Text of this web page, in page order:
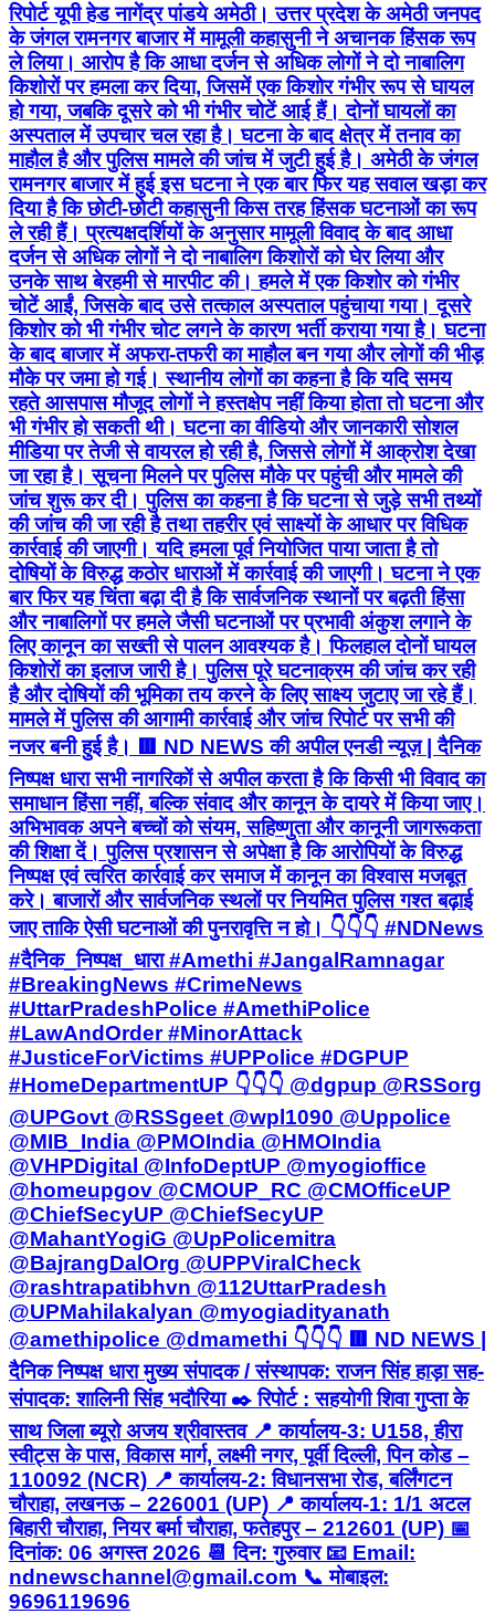
रिपोर्ट यूपी हेड नागेंद्र पांडये अमेठी। उत्तर प्रदेश के अमेठी जनपद
के जंगल रामनगर बाजार में मामूली कहासुनी ने अचानक हिंसक रूप
ले लिया। आरोप है कि आधा दर्जन से अधिक लोगों ने दो नाबालिग
किशोरों पर हमला कर दिया, जिसमें एक किशोर गंभीर रूप से घायल
हो गया, जबकि दूसरे को भी गंभीर चोटें आई हैं। दोनों घायलों का
अस्पताल में उपचार चल रहा है। घटना के बाद क्षेत्र में तनाव का
माहौल है और पुलिस मामले की जांच में जुटी हुई है। अमेठी के जंगल
रामनगर बाजार में हुई इस घटना ने एक बार फिर यह सवाल खड़ा कर
दिया है कि छोटी-छोटी कहासुनी किस तरह हिंसक घटनाओं का रूप
ले रही हैं। प्रत्यक्षदर्शियों के अनुसार मामूली विवाद के बाद आधा
दर्जन से अधिक लोगों ने दो नाबालिग किशोरों को घेर लिया और
उनके साथ बेरहमी से मारपीट की। हमले में एक किशोर को गंभीर
चोटें आईं, जिसके बाद उसे तत्काल अस्पताल पहुंचाया गया। दूसरे
किशोर को भी गंभीर चोट लगने के कारण भर्ती कराया गया है। घटना
के बाद बाजार में अफरा-तफरी का माहौल बन गया और लोगों की भीड़
मौके पर जमा हो गई। स्थानीय लोगों का कहना है कि यदि समय
रहते आसपास मौजूद लोगों ने हस्तक्षेप नहीं किया होता तो घटना और
भी गंभीर हो सकती थी। घटना का वीडियो और जानकारी सोशल
मीडिया पर तेजी से वायरल हो रही है, जिससे लोगों में आक्रोश देखा
जा रहा है। सूचना मिलने पर पुलिस मौके पर पहुंची और मामले की
जांच शुरू कर दी। पुलिस का कहना है कि घटना से जुड़े सभी तथ्यों
की जांच की जा रही है तथा तहरीर एवं साक्ष्यों के आधार पर विधिक
कार्रवाई की जाएगी। यदि हमला पूर्व नियोजित पाया जाता है तो
दोषियों के विरुद्ध कठोर धाराओं में कार्रवाई की जाएगी। घटना ने एक
बार फिर यह चिंता बढ़ा दी है कि सार्वजनिक स्थानों पर बढ़ती हिंसा
और नाबालिगों पर हमले जैसी घटनाओं पर प्रभावी अंकुश लगाने के
लिए कानून का सख्ती से पालन आवश्यक है। फिलहाल दोनों घायल
किशोरों का इलाज जारी है। पुलिस पूरे घटनाक्रम की जांच कर रही
है और दोषियों की भूमिका तय करने के लिए साक्ष्य जुटाए जा रहे हैं।
मामले में पुलिस की आगामी कार्रवाई और जांच रिपोर्ट पर सभी की
नजर बनी हुई है। 🟥 ND NEWS की अपील एनडी न्यूज़ | दैनिक
निष्पक्ष धारा सभी नागरिकों से अपील करता है कि किसी भी विवाद का
समाधान हिंसा नहीं, बल्कि संवाद और कानून के दायरे में किया जाए।
अभिभावक अपने बच्चों को संयम, सहिष्णुता और कानूनी जागरूकता
की शिक्षा दें। पुलिस प्रशासन से अपेक्षा है कि आरोपियों के विरुद्ध
निष्पक्ष एवं त्वरित कार्रवाई कर समाज में कानून का विश्वास मजबूत
करे। बाजारों और सार्वजनिक स्थलों पर नियमित पुलिस गश्त बढ़ाई
जाए ताकि ऐसी घटनाओं की पुनरावृत्ति न हो। 👇👇👇 #NDNews
#दैनिक_निष्पक्ष_धारा #Amethi #JangalRamnagar
#BreakingNews #CrimeNews
#UttarPradeshPolice #AmethiPolice
#LawAndOrder #MinorAttack
#JusticeForVictims #UPPolice #DGPUP
#HomeDepartmentUP 👇👇👇 @dgpup @RSSorg
@UPGovt @RSSgeet @wpl1090 @Uppolice
@MIB_India @PMOIndia @HMOIndia
@VHPDigital @InfoDeptUP @myogioffice
@homeupgov @CMOUP_RC @CMOfficeUP
@ChiefSecyUP @ChiefSecyUP
@MahantYogiG @UpPolicemitra
@BajrangDalOrg @UPPViralCheck
@rashtrapatibhvn @112UttarPradesh
@UPMahilakalyan @myogiadityanath
@amethipolice @dmamethi 👇👇👇 🟥 ND NEWS |
दैनिक निष्पक्ष धारा मुख्य संपादक / संस्थापक: राजन सिंह हाड़ा सह-
संपादक: शालिनी सिंह भदौरिया ✒️ रिपोर्ट : सहयोगी शिवा गुप्ता के
साथ जिला ब्यूरो अजय श्रीवास्तव 📍 कार्यालय-3: U158, हीरा
स्वीट्स के पास, विकास मार्ग, लक्ष्मी नगर, पूर्वी दिल्ली, पिन कोड –
110092 (NCR) 📍 कार्यालय-2: विधानसभा रोड, बर्लिंगटन
चौराहा, लखनऊ – 226001 (UP) 📍 कार्यालय-1: 1/1 अटल
बिहारी चौराहा, नियर बर्मा चौराहा, फतेहपुर – 212601 (UP) 📅
दिनांक: 06 अगस्त 2026 📆 दिन: गुरुवार 📧 Email:
ndnewschannel@gmail.com 📞 मोबाइल:
9696119696